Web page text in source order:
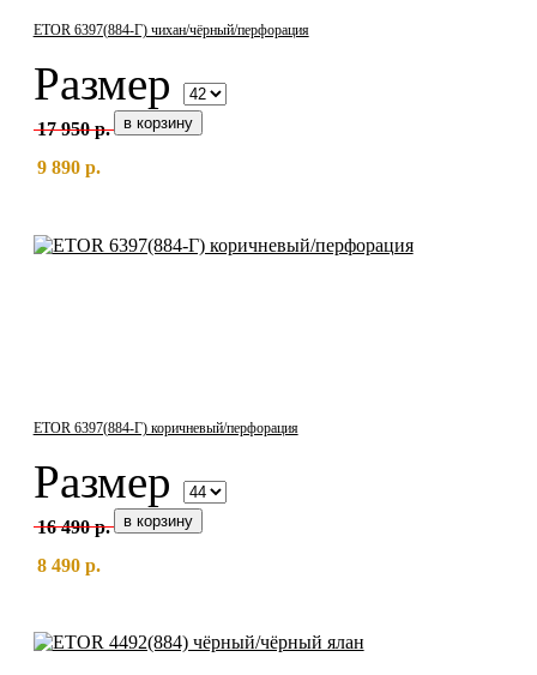
ETOR 6397(884-Г) чихан/чёрный/перфорация
Размер
17 950 р.
9 890 р.
ETOR 6397(884-Г) коричневый/перфорация
Размер
16 490 р.
8 490 р.